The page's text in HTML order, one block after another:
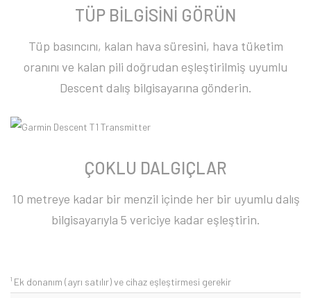
TÜP BİLGİSİNİ GÖRÜN
Tüp basıncını, kalan hava süresini, hava tüketim
oranını ve kalan pili doğrudan eşleştirilmiş uyumlu
Descent dalış bilgisayarına gönderin.
ÇOKLU DALGIÇLAR
10 metreye kadar bir menzil içinde her bir uyumlu dalış
bilgisayarıyla 5 vericiye kadar eşleştirin.
¹ Ek donanım (ayrı satılır) ve cihaz eşleştirmesi gerekir